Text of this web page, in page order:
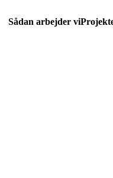
Sådan arbejder vi